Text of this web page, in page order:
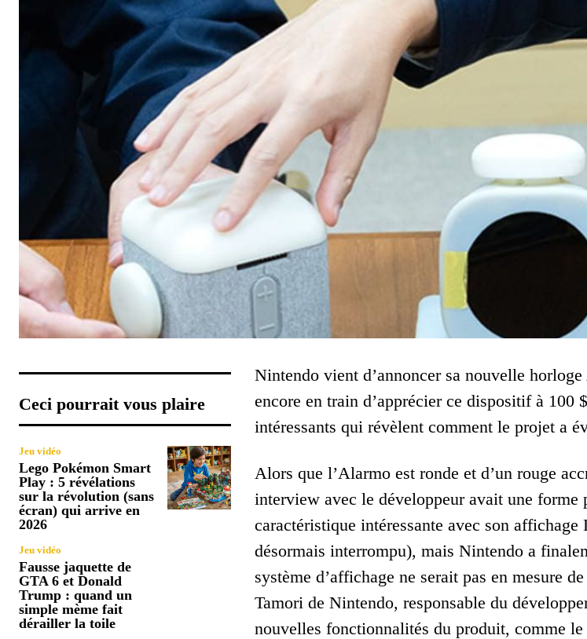
Ceci pourrait vous plaire
Jeu vidéo
Lego Pokémon Smart
Play : 5 révélations
sur la révolution (sans
écran) qui arrive en
2026
Jeu vidéo
Fausse jaquette de
GTA 6 et Donald
Trump : quand un
simple mème fait
dérailler la toile
Nintendo vient d’annoncer sa nouvelle
encore en train d’apprécier ce dispositif à 100
intéressants qui révèlent comment le projet a
Alors que l’Alarmo est ronde et d’un rouge
interview avec le développeur avait une forme
caractéristique intéressante avec son
désormais interrompu), mais Nintendo a
système d’affichage ne serait pas en mesure
Tamori de Nintendo, responsable du
nouvelles fonctionnalités du produit, comme